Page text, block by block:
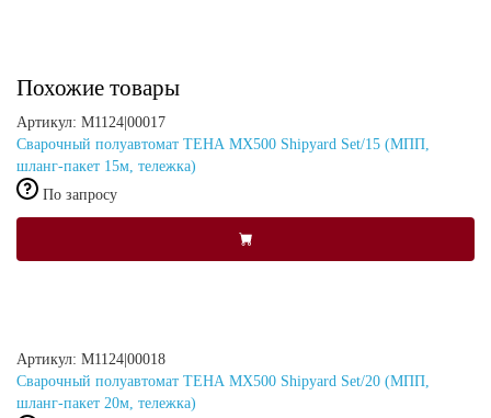
Похожие товары
Артикул: M1124|00017
Сварочный полуавтомат ТЕНА MX500 Shipyard Set/15 (МПП,
шланг-пакет 15м, тележка)
По запросу
Артикул: M1124|00018
Сварочный полуавтомат ТЕНА MX500 Shipyard Set/20 (МПП,
шланг-пакет 20м, тележка)